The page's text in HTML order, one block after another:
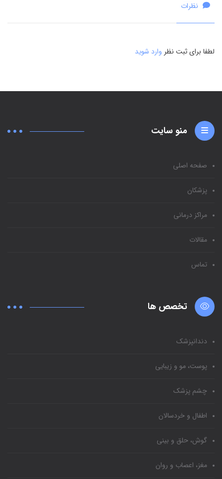
نظرات
لطفا برای ثبت نظر وارد شوید
منو سایت
صفحه اصلی
پزشکان
مراکز درمانی
مقالات
تماس
تخصص ها
دندانپزشک
پوست، مو و زیبایی
چشم پزشک
اطفال و خردسالان
گوش، حلق و بینی
مغز، اعصاب و روان